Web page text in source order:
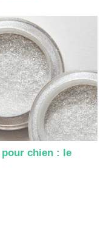
pour chien : le